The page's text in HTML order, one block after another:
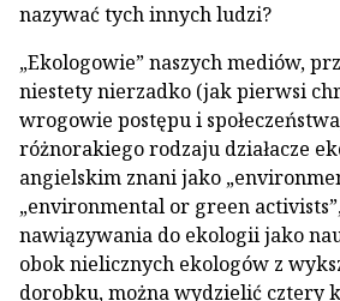
nazywać tych innych ludzi?
„Ekologowie” naszych mediów,
niestety nierzadko (jak pierwsi
wrogowie postępu i
różnorakiego rodzaju działacze
angielskim znani jako
„environmental or green
nawiązywania do ekologii jako
obok nielicznych ekologów z
dorobku, można wydzielić cztery